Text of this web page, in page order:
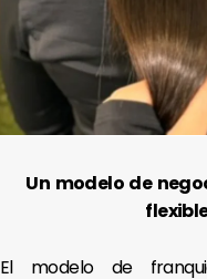
Un modelo de
El modelo de